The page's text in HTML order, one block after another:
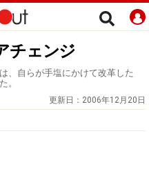
チェンジ
、自らが手塩にかけて改革した
。
更新日： 2006年12月20日